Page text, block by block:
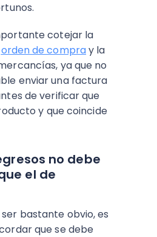
cotejar la
orden de compray la
ya que no
enviar una factura
de verificar que
y que coincide
no debe
el de
bastante obvio, es
que se debe